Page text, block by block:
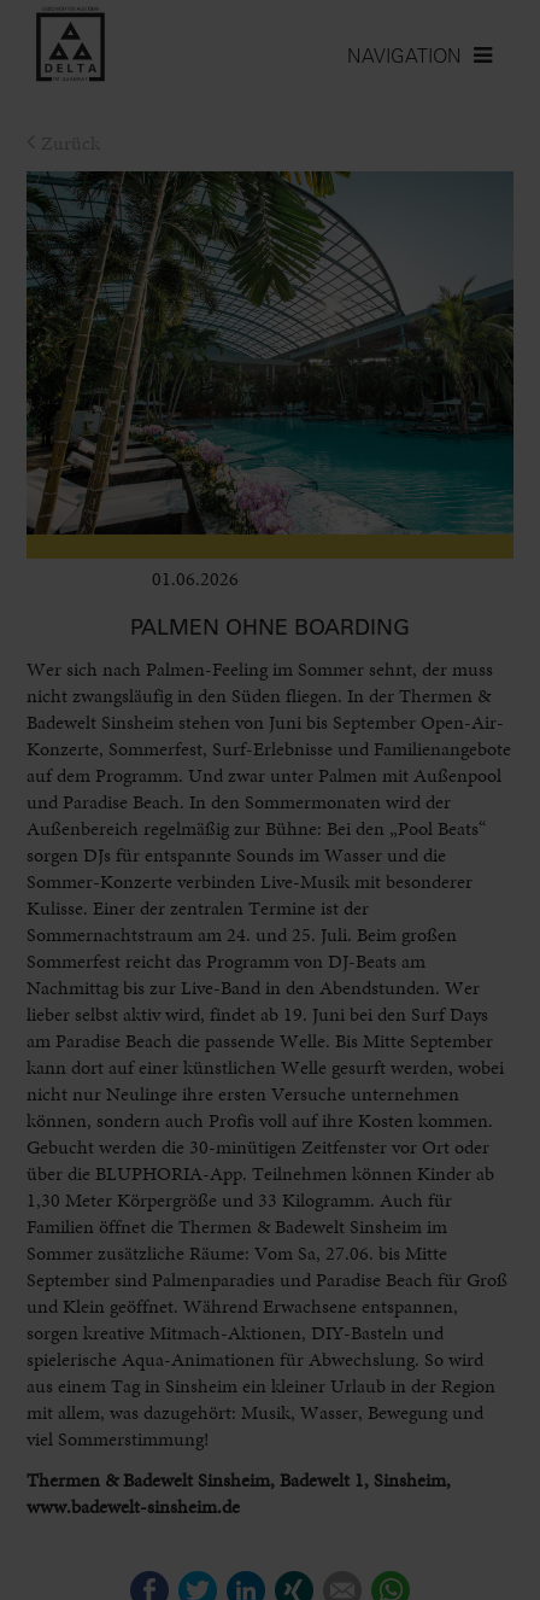
NAVIGATION
01.06.2026
PALMEN OHNE BOARDING
Wer sich nach Palmen-Feeling im Sommer sehnt, der muss
nicht zwangsläufig in den Süden fliegen. In der Thermen &
Badewelt Sinsheim stehen von Juni bis September Open-Air-
Konzerte, Sommerfest, Surf-Erlebnisse und Familienangebote
auf dem Programm. Und zwar unter Palmen mit Außenpool
und Paradise Beach. In den Sommermonaten wird der
Außenbereich regelmäßig zur Bühne: Bei den „Pool Beats“
sorgen DJs für entspannte Sounds im Wasser und die
Sommer-Konzerte verbinden Live-Musik mit besonderer
Kulisse. Einer der zentralen Termine ist der
Sommernachtstraum am 24. und 25. Juli. Beim großen
Sommerfest reicht das Programm von DJ-Beats am
Nachmittag bis zur Live-Band in den Abendstunden. Wer
lieber selbst aktiv wird, findet ab 19. Juni bei den Surf Days
am Paradise Beach die passende Welle. Bis Mitte September
kann dort auf einer künstlichen Welle gesurft werden, wobei
nicht nur Neulinge ihre ersten Versuche unternehmen
können, sondern auch Profis voll auf ihre Kosten kommen.
Gebucht werden die 30-minütigen Zeitfenster vor Ort oder
über die BLUPHORIA-App. Teilnehmen können Kinder ab
1,30 Meter Körpergröße und 33 Kilogramm. Auch für
Familien öffnet die Thermen & Badewelt Sinsheim im
Sommer zusätzliche Räume: Vom Sa, 27.06. bis Mitte
September sind Palmenparadies und Paradise Beach für Groß
und Klein geöffnet. Während Erwachsene entspannen,
sorgen kreative Mitmach-Aktionen, DIY-Basteln und
spielerische Aqua-Animationen für Abwechslung. So wird
aus einem Tag in Sinsheim ein kleiner Urlaub in der Region
mit allem, was dazugehört: Musik, Wasser, Bewegung und
viel Sommerstimmung!
Thermen & Badewelt Sinsheim, Badewelt 1, Sinsheim,
www.badewelt-sinsheim.de
FacebookTwitterLinkedIn E-mail